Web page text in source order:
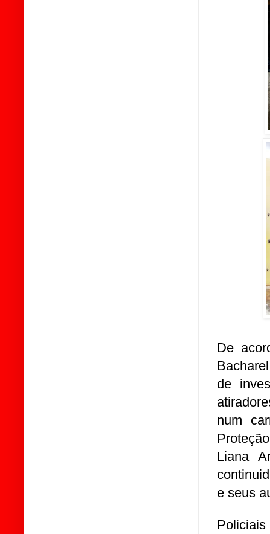
De
de
num
Liana
e seus